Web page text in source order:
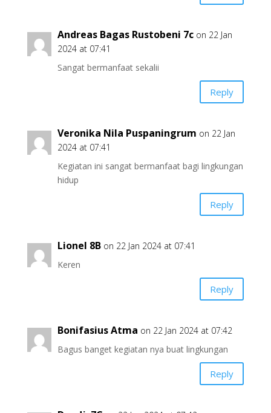
Andreas Bagas Rustobeni 7c on 22 Jan
2024 at 07:41
Sangat bermanfaat sekalii
Reply
Veronika Nila Puspaningrum on 22 Jan
2024 at 07:41
Kegiatan ini sangat bermanfaat bagi lingkungan
hidup
Reply
Lionel 8B on 22 Jan 2024 at 07:41
Keren
Reply
Bonifasius Atma on 22 Jan 2024 at 07:42
Bagus banget kegiatan nya buat lingkungan
Reply